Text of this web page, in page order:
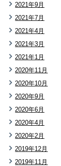
2021年9月
2021年7月
2021年4月
2021年3月
2021年1月
2020年11月
2020年10月
2020年9月
2020年6月
2020年4月
2020年2月
2019年12月
2019年11月